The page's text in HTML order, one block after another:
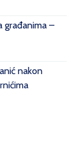
građanima –
nakon